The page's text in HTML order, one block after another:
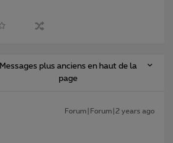
Messages plus anciens en haut de la
page
Forum|Forum|2 years ago